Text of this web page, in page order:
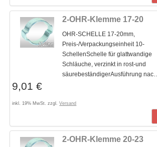
2-OHR-Klemme 17-20
OHR-SCHELLE 17-20mm,
Preis-/Verpackungseinheit 10-
SchellenSchelle für glattwandige
Schläuche, verzinkt in rost-und
säurebeständigerAusführung nac…
9,01 €
inkl. 19% MwSt. zzgl.Versand
2-OHR-Klemme 20-23